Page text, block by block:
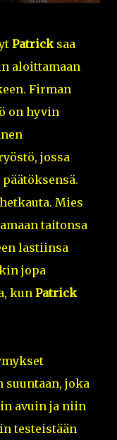
Patricksaa
aloittamaan
Firman
on hyvin
jossa
Mies
taitonsa
lastiinsa
jopa
kun Patrick
suuntaan, joka
avuin ja niin
testeistään